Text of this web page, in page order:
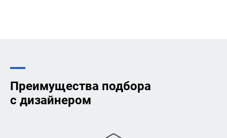
Преимущества подбора
с дизайнером